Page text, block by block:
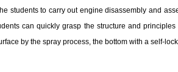
students to carry out engine disassembly and
can quickly grasp the structure and
by the spray process, the bottom with a self-